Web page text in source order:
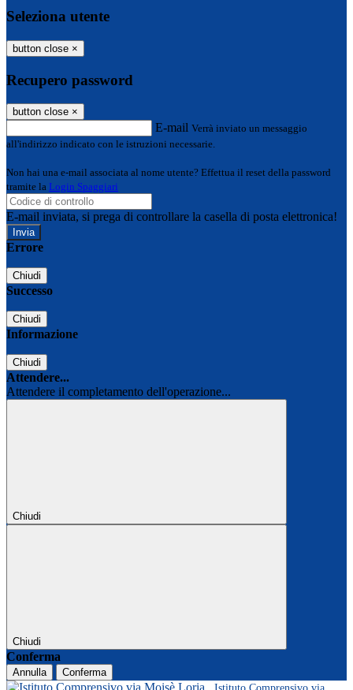
Seleziona utente
button close ×
Recupero password
button close ×
E-mail Verrà inviato un messaggio
all'indirizzo indicato con le istruzioni necessarie.
Non hai una e-mail associata al nome utente? Effettua il reset della password
tramite la Login Spaggiari
E-mail inviata, si prega di controllare la casella di posta elettronica!
Errore
Chiudi
Successo
Chiudi
Informazione
Chiudi
Attendere...
Attendere il completamento dell'operazione...
Chiudi
Chiudi
Conferma
Annulla
Conferma